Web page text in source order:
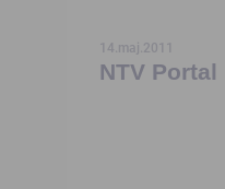
14.maj.2011
NTV Portal